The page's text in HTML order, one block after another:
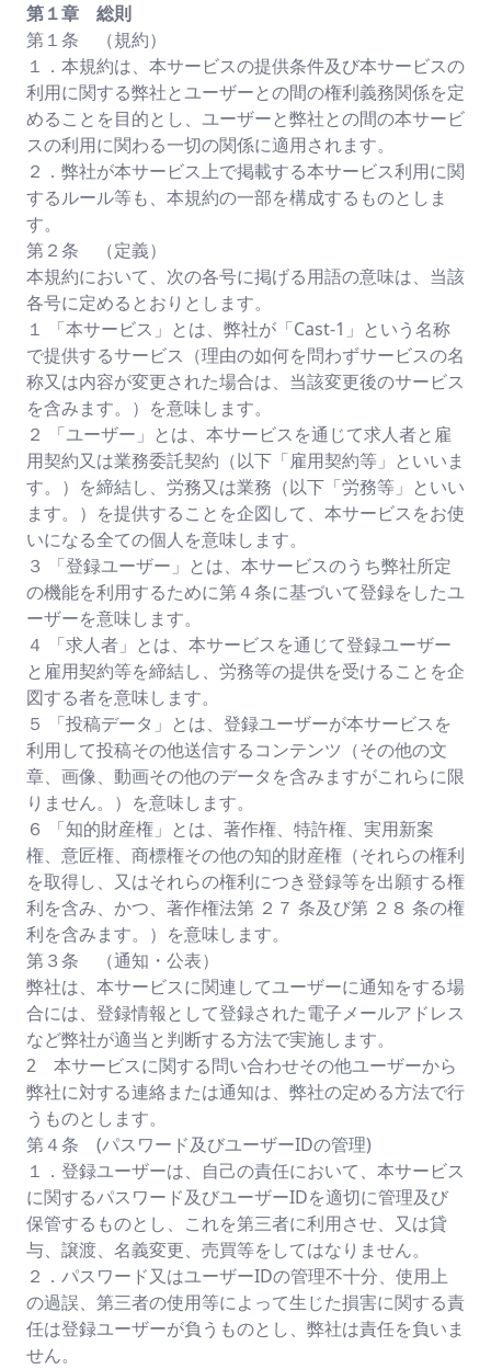
第１章 総則
第１条 （規約）
１．本規約は、本サービスの提供条件及び本サービスの
利用に関する弊社とユーザーとの間の権利義務関係を定
めることを目的とし、ユーザーと弊社との間の本サービ
スの利用に関わる一切の関係に適用されます。
２．弊社が本サービス上で掲載する本サービス利用に関
するルール等も、本規約の一部を構成するものとしま
す。
第２条 （定義）
本規約において、次の各号に掲げる用語の意味は、当該
各号に定めるとおりとします。
１ 「本サービス」とは、弊社が「Cast-1」という名称
で提供するサービス（理由の如何を問わずサービスの名
称又は内容が変更された場合は、当該変更後のサービス
を含みます。）を意味します。
２ 「ユーザー」とは、本サービスを通じて求人者と雇
用契約又は業務委託契約（以下「雇用契約等」といいま
す。）を締結し、労務又は業務（以下「労務等」といい
ます。）を提供することを企図して、本サービスをお使
いになる全ての個人を意味します。
３ 「登録ユーザー」とは、本サービスのうち弊社所定
の機能を利用するために第４条に基づいて登録をしたユ
ーザーを意味します。
４ 「求人者」とは、本サービスを通じて登録ユーザー
と雇用契約等を締結し、労務等の提供を受けることを企
図する者を意味します。
５ 「投稿データ」とは、登録ユーザーが本サービスを
利用して投稿その他送信するコンテンツ（その他の文
章、画像、動画その他のデータを含みますがこれらに限
りません。）を意味します。
６ 「知的財産権」とは、著作権、特許権、実用新案
権、意匠権、商標権その他の知的財産権（それらの権利
を取得し、又はそれらの権利につき登録等を出願する権
利を含み、かつ、著作権法第 ２７ 条及び第 ２８ 条の権
利を含みます。）を意味します。
第３条 （通知・公表）
弊社は、本サービスに関連してユーザーに通知をする場
合には、登録情報として登録された電子メールアドレス
など弊社が適当と判断する方法で実施します。
2 本サービスに関する問い合わせその他ユーザーから
弊社に対する連絡または通知は、弊社の定める方法で行
うものとします。
第４条 (パスワード及びユーザーIDの管理)
１．登録ユーザーは、自己の責任において、本サービス
に関するパスワード及びユーザーIDを適切に管理及び
保管するものとし、これを第三者に利用させ、又は貸
与、譲渡、名義変更、売買等をしてはなりません。
２．パスワード又はユーザーIDの管理不十分、使用上
の過誤、第三者の使用等によって生じた損害に関する責
任は登録ユーザーが負うものとし、弊社は責任を負いま
せん。